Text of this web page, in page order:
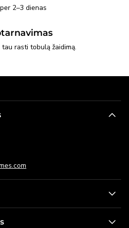
2–3 dienas
rasti tobulą žaidimą.